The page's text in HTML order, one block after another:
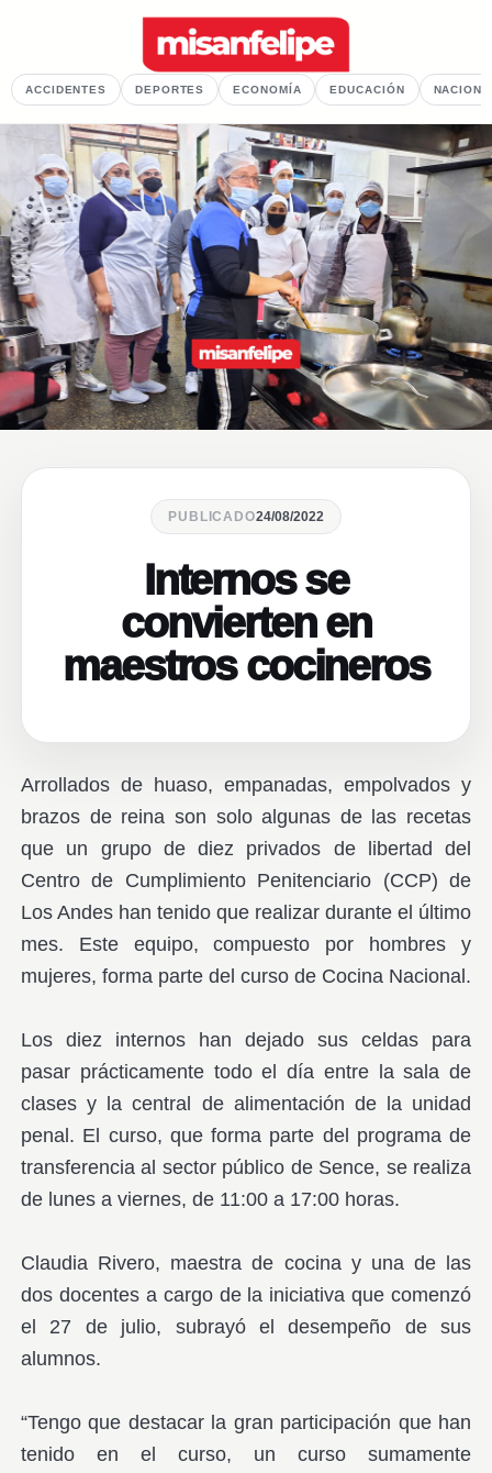
ACCIDENTES DEPORTES ECONOMÍA EDUCACIÓN
PUBLICADO24/08/2022
Internos se
convierten en
maestros cocineros
Arrollados de huaso, empanadas, empolvados y
brazos de reina son solo algunas de las recetas
que un grupo de diez privados de libertad del
Centro de Cumplimiento Penitenciario (CCP) de
Los Andes han tenido que realizar durante el último
mes. Este equipo, compuesto por hombres y
mujeres, forma parte del curso de Cocina Nacional.
Los diez internos han dejado sus celdas para
pasar prácticamente todo el día entre la sala de
clases y la central de alimentación de la unidad
penal. El curso, que forma parte del programa de
transferencia al sector público de Sence, se realiza
de lunes a viernes, de 11:00 a 17:00 horas.
Claudia Rivero, maestra de cocina y una de las
dos docentes a cargo de la iniciativa que comenzó
el 27 de julio, subrayó el desempeño de sus
alumnos.
“Tengo que destacar la gran participación que han
tenido en el curso, un curso sumamente